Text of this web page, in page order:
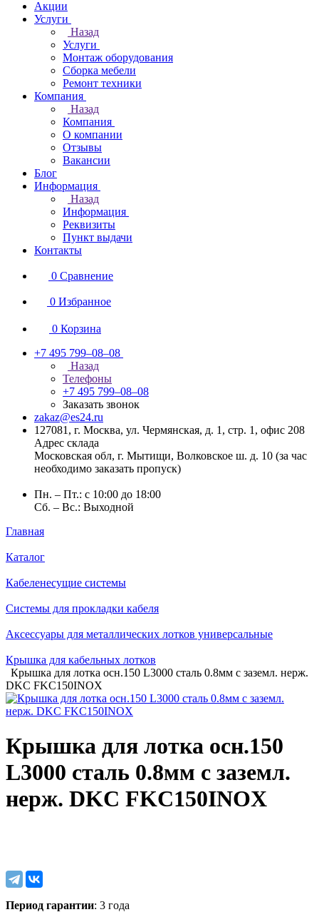
Акции
Услуги
Назад
Услуги
Монтаж оборудования
Сборка мебели
Ремонт техники
Компания
Назад
Компания
О компании
Отзывы
Вакансии
Блог
Информация
Назад
Информация
Реквизиты
Пункт выдачи
Контакты
0 Сравнение
0 Избранное
0 Корзина
+7 495 799–08–08
Назад
Телефоны
+7 495 799–08–08
Заказать звонок
zakaz@es24.ru
127081, г. Москва, ул. Чермянская, д. 1, стр. 1, офис 208
Адрес склада
Московская обл, г. Мытищи, Волковское ш. д. 10 (за час
необходимо заказать пропуск)
Пн. – Пт.: с 10:00 до 18:00
Сб. – Вс.: Выходной
Главная
Каталог
Кабеленесущие системы
Системы для прокладки кабеля
Аксессуары для металлических лотков универсальные
Крышка для кабельных лотков
Крышка для лотка осн.150 L3000 сталь 0.8мм с заземл. нерж.
DKC FKC150INOX
Крышка для лотка осн.150
L3000 сталь 0.8мм с заземл.
нерж. DKC FKC150INOX
Период гарантии: 3 года